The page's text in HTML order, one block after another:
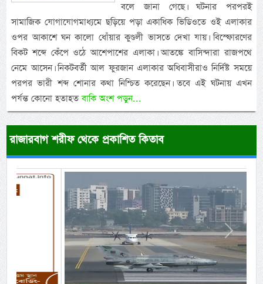
বলে জানা গেছে। ঘটনার পরপরই
সামাজিক যোগাযোগমাধ্যমে ছড়িয়ে পড়া একাধিক ভিডিওতে ওই এলাকার
ওপর আকাশে ঘন কালো ধোঁয়ার কুণ্ডলী ভাসতে দেখা যায়। বিস্ফোরণের
বিকট শব্দে কেঁপে ওঠে আশেপাশের এলাকা। আতঙ্কে বাসিন্দারা রাজপথে
নেমে আসেন। নিকটবর্তী আল ফুরজান এলাকার অধিবাসীরাও নির্দিষ্ট সময়ে
পরপর ভারী শব্দ শোনার কথা নিশ্চিত করেছেন। তবে এই ঘটনায় এখন
পর্যন্ত কোনো হতাহতবাকি অংশ পড়ুন...
রাজারবাগ শরীফ থেকে প্রকাশিত কিতাব
Previous Next